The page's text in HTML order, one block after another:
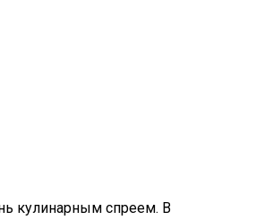
кулинарным спреем. В